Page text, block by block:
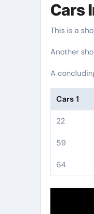
Cars
This is a
Another
A
Cars 1
22
59
64